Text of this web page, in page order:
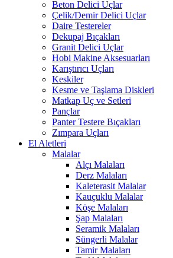
Beton Delici Uçlar
Çelik/Demir Delici Uçlar
Daire Testereler
Dekupaj Bıçakları
Granit Delici Uçlar
Hobi Makine Aksesuarları
Karıştırıcı Uçları
Keskiler
Kesme ve Taşlama Diskleri
Matkap Uç ve Setleri
Pançlar
Panter Testere Bıçakları
Zımpara Uçları
El Aletleri
Malalar
Alçı Malaları
Derz Malaları
Kaleterasit Malalar
Kauçuklu Malalar
Köşe Malaları
Şap Malaları
Seramik Malaları
Süngerli Malalar
Tamir Malaları